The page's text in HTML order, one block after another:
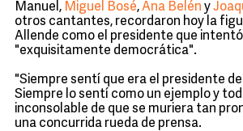
Manuel, Miguel Bosé,Ana Belén y
otros cantantes, recordaron hoy la
Allende como el presidente que
"exquisitamente democrática".
"Siempre sentí que era el presidente
Siempre lo sentí como un ejemplo y
inconsolable de que se muriera tan
una concurrida rueda de prensa.